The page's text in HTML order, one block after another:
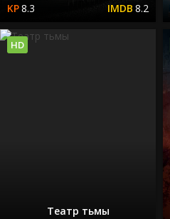
8.3 8.2
Театр тьмы
HD